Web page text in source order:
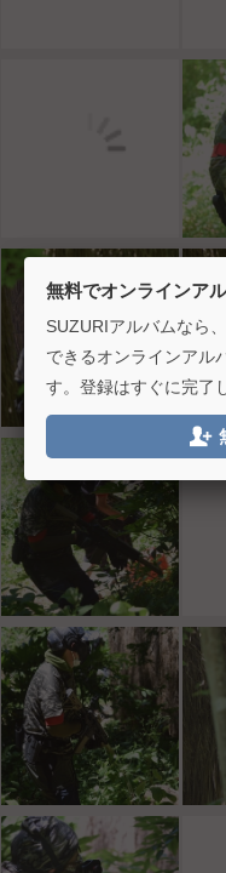
無料でオンラインア
SUZURIアルバムなら
できるオンラインアル
す。登録はすぐに完了
